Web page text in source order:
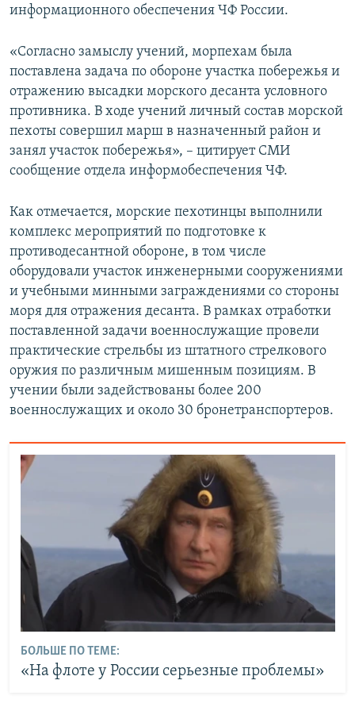
информационного обеспечения ЧФ России.
«Согласно замыслу учений, морпехам была
поставлена задача по обороне участка побережья и
отражению высадки морского десанта условного
противника. В ходе учений личный состав морской
пехоты совершил марш в назначенный район и
занял участок побережья», – цитирует СМИ
сообщение отдела информобеспечения ЧФ.
Как отмечается, морские пехотинцы выполнили
комплекс мероприятий по подготовке к
противодесантной обороне, в том числе
оборудовали участок инженерными сооружениями
и учебными минными заграждениями со стороны
моря для отражения десанта. В рамках отработки
поставленной задачи военнослужащие провели
практические стрельбы из штатного стрелкового
оружия по различным мишенным позициям. В
учении были задействованы более 200
военнослужащих и около 30 бронетранспортеров.
БОЛЬШЕ ПО ТЕМЕ:
«На флоте у России серьезные проблемы»